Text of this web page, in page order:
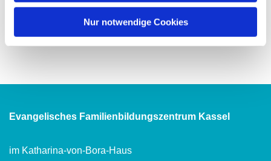
Nur notwendige Cookies
Evangelisches Familienbildungszentrum Kassel
im Katharina-von-Bora-Haus